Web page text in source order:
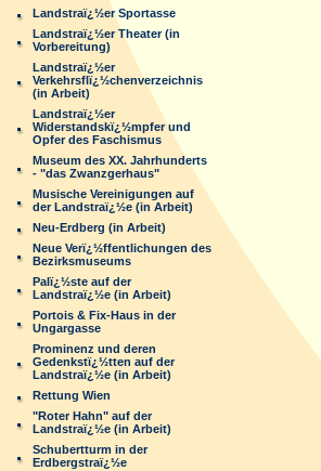
Landstraï¿½er Sportasse
Landstraï¿½er Theater (in
Vorbereitung)
Landstraï¿½er
Verkehrsflï¿½chenverzeichnis
(in Arbeit)
Landstraï¿½er
Widerstandskï¿½mpfer und
Opfer des Faschismus
Museum des XX. Jahrhunderts
- "das Zwanzgerhaus"
Musische Vereinigungen auf
der Landstraï¿½e (in Arbeit)
Neu-Erdberg (in Arbeit)
Neue Verï¿½ffentlichungen des
Bezirksmuseums
Palï¿½ste auf der
Landstraï¿½e (in Arbeit)
Portois & Fix-Haus in der
Ungargasse
Prominenz und deren
Gedenkstï¿½tten auf der
Landstraï¿½e (in Arbeit)
Rettung Wien
"Roter Hahn" auf der
Landstraï¿½e (in Arbeit)
Schubertturm in der
Erdbergstraï¿½e